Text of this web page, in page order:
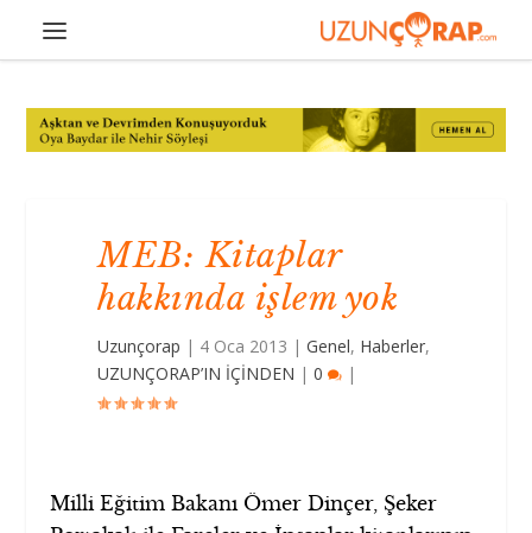
MEB: Kitaplar
hakkında işlem yok
Uzunçorap | 4 Oca 2013 |Genel, Haberler,
UZUNÇORAP’IN İÇİNDEN |0 |
Milli Eğitim Bakanı Ömer Dinçer, Şeker